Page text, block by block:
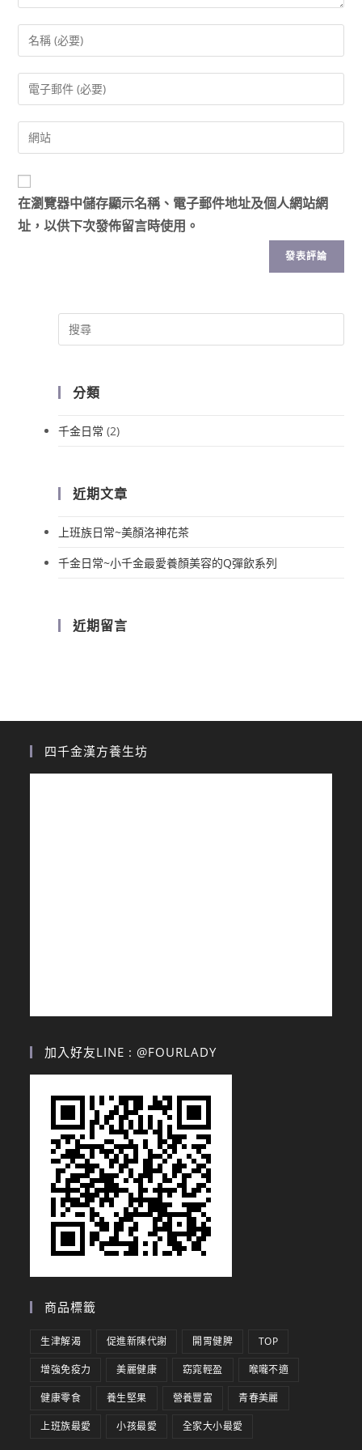
在瀏覽器中儲存顯示名稱、電子郵件地址及個人網站網
址，以供下次發佈留言時使用。
分類
千金日常 (2)
近期文章
上班族日常~美顏洛神花茶
千金日常~小千金最愛養顏美容的Q彈飲系列
近期留言
四千金漢方養生坊
加入好友LINE : @FOURLADY
商品標籤
生津解渴 促進新陳代謝 開胃健脾 TOP
增強免疫力 美麗健康 窈窕輕盈 喉嚨不適
健康零食 養生堅果 營養豐富 青春美麗
上班族最愛 小孩最愛 全家大小最愛